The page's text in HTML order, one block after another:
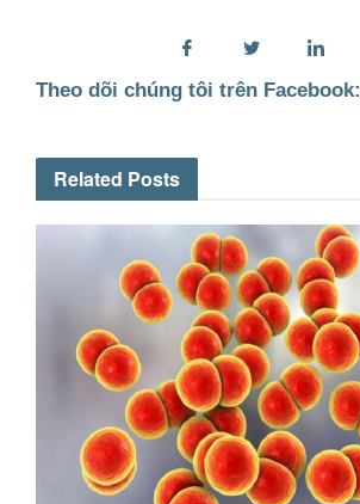
Theo dõi chúng tôi trên Facebook:
Related Posts